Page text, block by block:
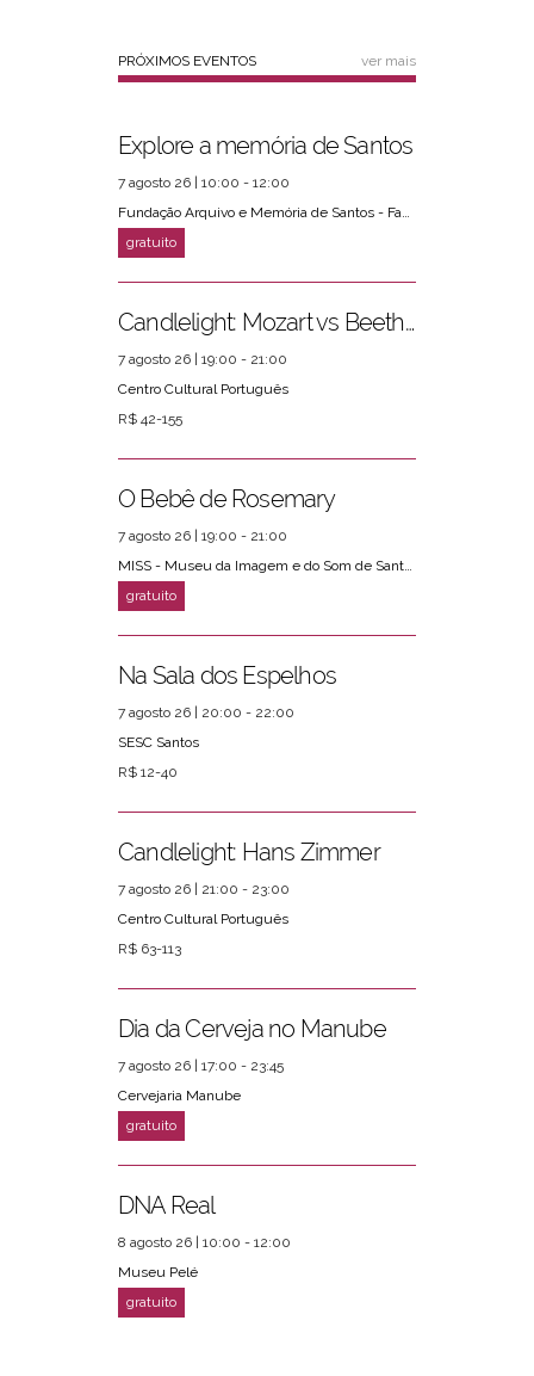
PRÓXIMOS EVENTOS ver mais
Explore a memória de Santos
7 agosto 26 | 10:00 - 12:00
Fundação Arquivo e Memória de Santos - Fams
Candlelight: Mozart vs Beethoven
7 agosto 26 | 19:00 - 21:00
Centro Cultural Português
R$ 42-155
O Bebê de Rosemary
7 agosto 26 | 19:00 - 21:00
MISS - Museu da Imagem e do Som de Santos
Na Sala dos Espelhos
7 agosto 26 | 20:00 - 22:00
SESC Santos
R$ 12-40
Candlelight: Hans Zimmer
7 agosto 26 | 21:00 - 23:00
Centro Cultural Português
R$ 63-113
Dia da Cerveja no Manube
7 agosto 26 | 17:00 - 23:45
Cervejaria Manube
DNA Real
8 agosto 26 | 10:00 - 12:00
Museu Pelé